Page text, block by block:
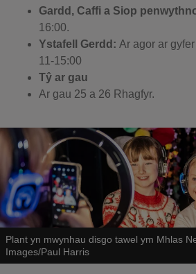
Gardd, Caffi a Siop
16:00.
Ystafell Gerdd: Ar agor ar
11-15:00
Tŷ ar gau
Ar gau 25 a 26 Rhagfyr.
Plant yn mwynhau disgo tawel ym Mhlas
Images/Paul Harris